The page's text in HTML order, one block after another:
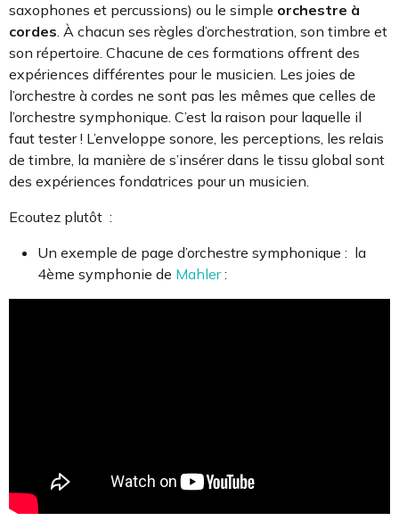
saxophones et percussions) ou le simple orchestre à
cordes. À chacun ses règles d’orchestration, son timbre et
son répertoire. Chacune de ces formations offrent des
expériences différentes pour le musicien. Les joies de
l’orchestre à cordes ne sont pas les mêmes que celles de
l’orchestre symphonique. C’est la raison pour laquelle il
faut tester ! L’enveloppe sonore, les perceptions, les relais
de timbre, la manière de s’insérer dans le tissu global sont
des expériences fondatrices pour un musicien.
Ecoutez plutôt :
Un exemple de page d’orchestre symphonique : la
4ème symphonie de Mahler: